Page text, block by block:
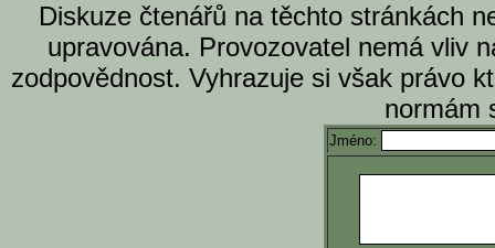
Diskuze čtenářů na těchto stránkách
upravována. Provozovatel nemá vliv
zodpovědnost. Vyhrazuje si však právo
normám
Jméno: